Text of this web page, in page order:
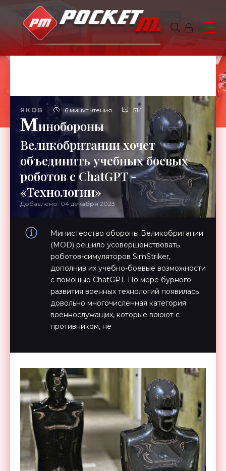
ЯКОВ 6 минут чтения 514
Минобороны
Великобритании хочет
объединить учебных боевых
роботов с ChatGPT -
«Технологии»
Добавлено: 04 декабря 2023
Министерство обороны Великобритании
(MOD) решило усовершенствовать
роботов-симуляторов SimStriker,
дополнив их учебно-боевые возможности
с помощью ChatGPT. По мере бурного
развития военных технологий появилась
довольно многочисленная категория
военнослужащих, которые воюют с
противником, не